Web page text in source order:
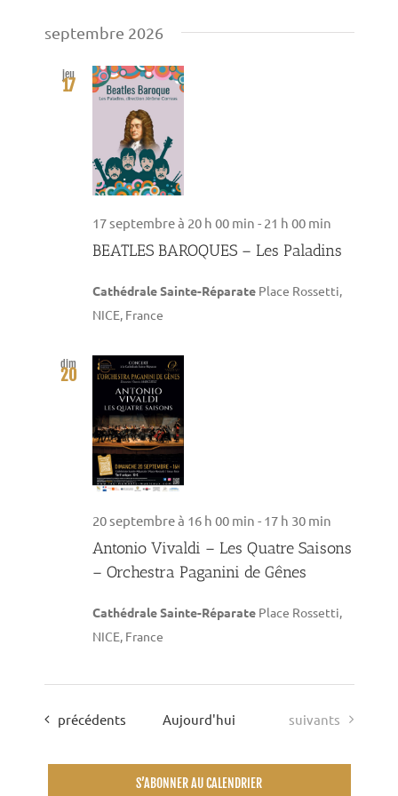
une
septembre 2026
jeu
17
17 septembre à 20 h 00 min - 21 h 00 min
BEATLES BAROQUES – Les Paladins
Cathédrale Sainte-Réparate Place Rossetti,
NICE, France
dim
20
20 septembre à 16 h 00 min - 17 h 30 min
Antonio Vivaldi – Les Quatre Saisons
– Orchestra Paganini de Gênes
Cathédrale Sainte-Réparate Place Rossetti,
NICE, France
Évènements
précédents Aujourd'hui Évènements
suivants
S’ABONNER AU CALENDRIER